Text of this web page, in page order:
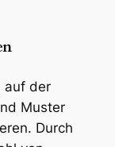
auf der
Muster
Durch